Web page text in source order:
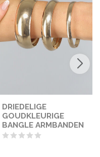
DRIEDELIGE
GOUDKLEURIGE
BANGLE ARMBANDEN